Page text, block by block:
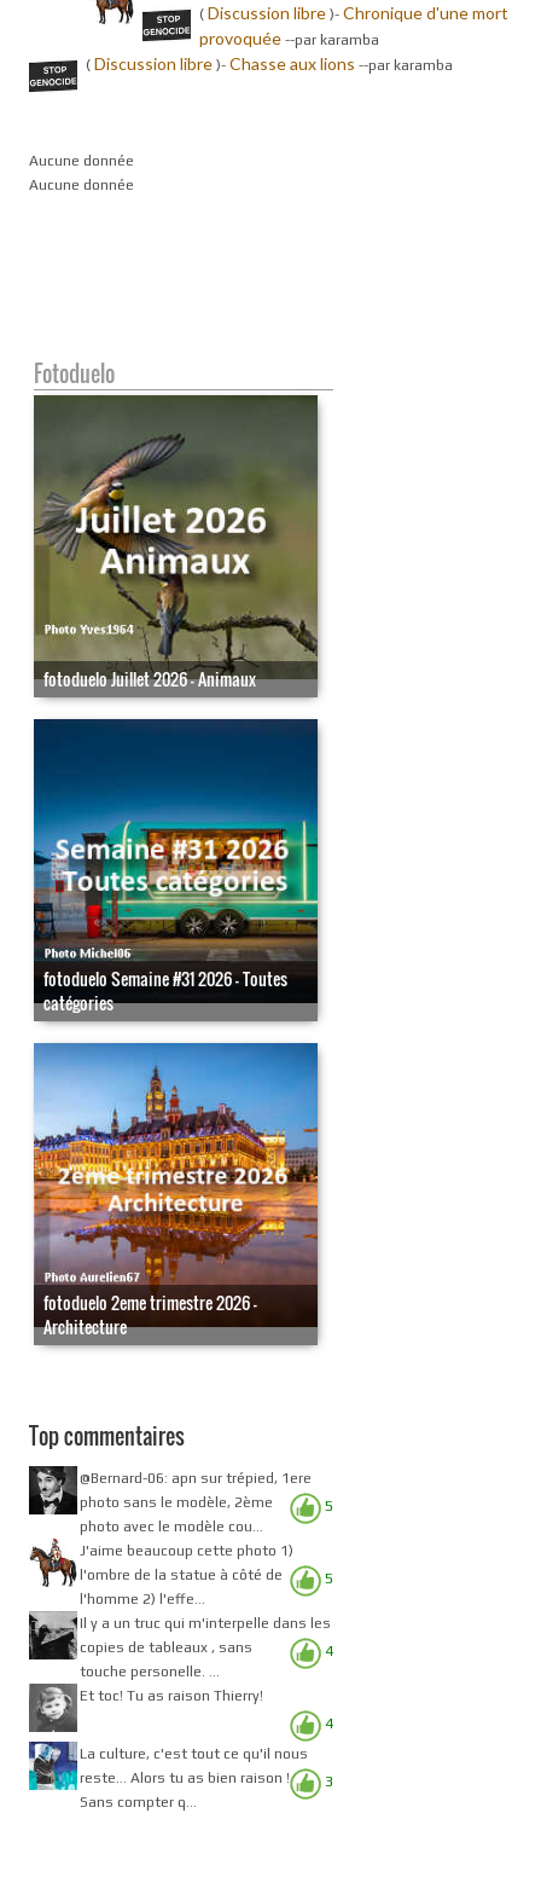
( Discussion libre )- Chronique d'une mort
provoquée --par karamba
( Discussion libre )- Chasse aux lions --par karamba
Aucune donnée
Aucune donnée
Fotoduelo
fotoduelo Juillet 2026 - Animaux
fotoduelo Semaine #31 2026 - Toutes
catégories
fotoduelo 2eme trimestre 2026 -
Architecture
Top commentaires
5
@Bernard-06: apn sur trépied, 1ere
photo sans le modèle, 2ème
photo avec le modèle cou...
5
J'aime beaucoup cette photo 1)
l'ombre de la statue à côté de
l'homme 2) l'effe...
4
Il y a un truc qui m'interpelle dans les
copies de tableaux , sans
touche personelle. ...
4
Et toc! Tu as raison Thierry!
3
La culture, c'est tout ce qu'il nous
reste... Alors tu as bien raison !
Sans compter q...